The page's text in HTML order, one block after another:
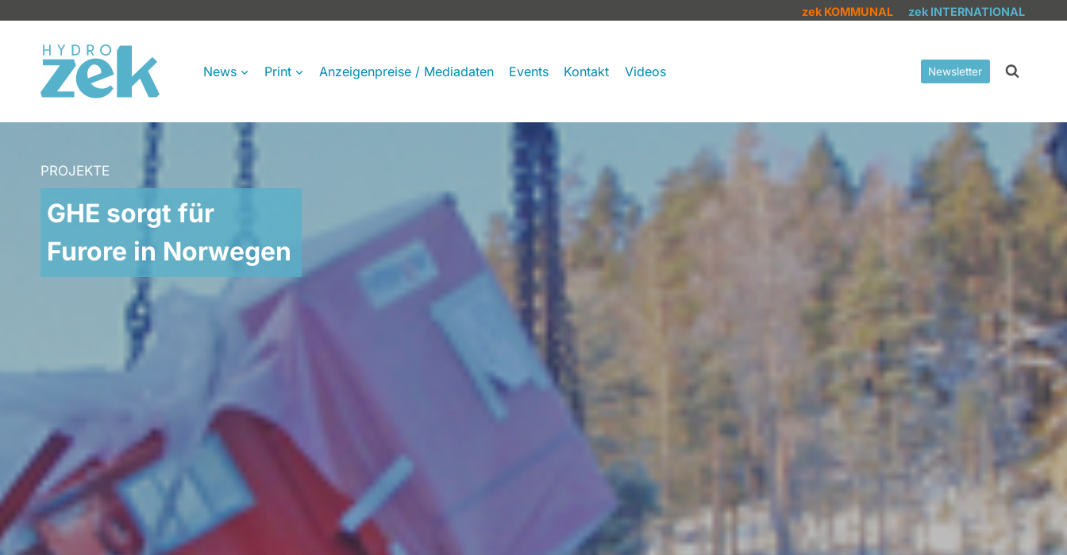
springen
zek KOMMUNAL zek INTERNATIONAL
News Print Anzeigenpreise / Mediadaten Events Kontakt Videos Newsletter
PROJEKTE
GHE sorgt für
Furore in Norwegen